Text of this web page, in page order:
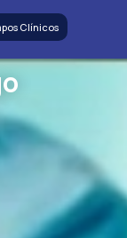
Clínicos